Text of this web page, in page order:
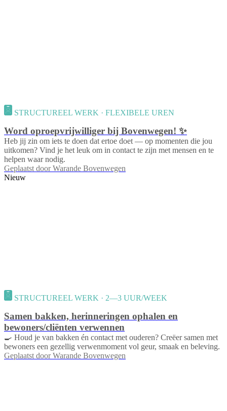
STRUCTUREEL WERK · FLEXIBELE UREN
Word oproepvrijwilliger bij Bovenwegen! ✨
Heb jij zin om iets te doen dat ertoe doet — op momenten die jou
uitkomen? Vind je het leuk om in contact te zijn met mensen en te
helpen waar nodig.
Geplaatst door Warande Bovenwegen
Nieuw
STRUCTUREEL WERK · 2—3 UUR/WEEK
Samen bakken, herinneringen ophalen en
bewoners/cliënten verwennen
🍳 Houd je van bakken én contact met ouderen? Creëer samen met
bewoners een gezellig verwenmoment vol geur, smaak en beleving.
Geplaatst door Warande Bovenwegen